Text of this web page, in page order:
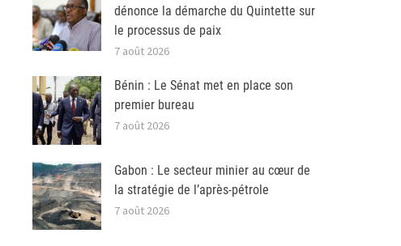
dénonce la démarche du Quintette sur
le processus de paix
7 août 2026
Bénin : Le Sénat met en place son
premier bureau
7 août 2026
Gabon : Le secteur minier au cœur de
la stratégie de l’après-pétrole
7 août 2026